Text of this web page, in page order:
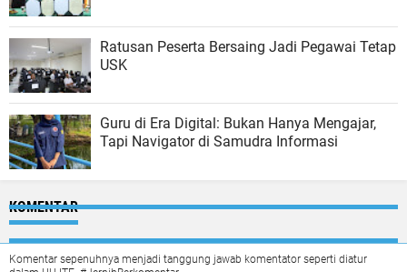
Ratusan Peserta Bersaing Jadi Pegawai Tetap
USK
Guru di Era Digital: Bukan Hanya Mengajar,
Tapi Navigator di Samudra Informasi
KOMENTAR
Komentar sepenuhnya menjadi tanggung jawab komentator seperti diatur